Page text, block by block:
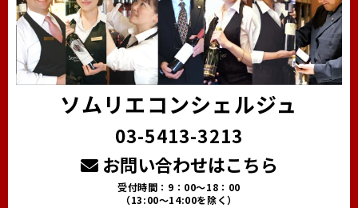
ソムリエコンシェルジュ
03-5413-3213
お問い合わせはこちら
受付時間：9：00～18：00
（13:00～14:00を除く）